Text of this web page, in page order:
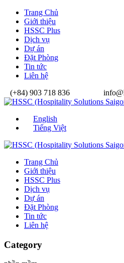
Trang Chủ
Giới thiệu
HSSC Plus
Dịch vụ
Dự án
Đặt Phòng
Tin tức
Liên hệ
(+84) 903 718 836
English
Tiếng Việt
Trang Chủ
Giới thiệu
HSSC Plus
Dịch vụ
Dự án
Đặt Phòng
Tin tức
Liên hệ
Category